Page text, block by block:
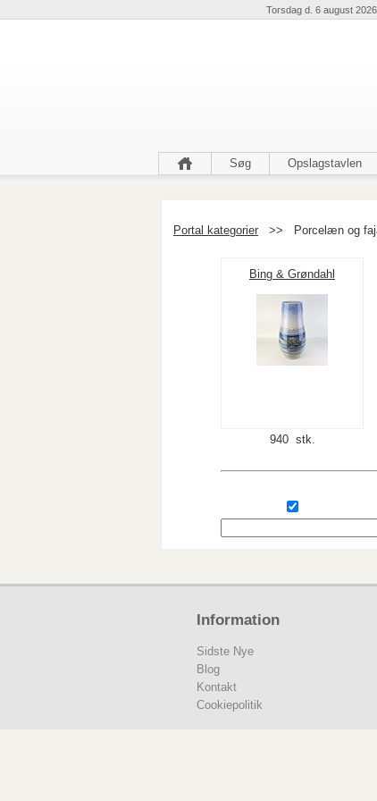
Torsdag d. 6 august
Søg Opslagstavlen
Portal kategorier >> Porcelæn og
Bing & Grøndahl
940 stk.
Information
Sidste Nye
Blog
Kontakt
Cookiepolitik